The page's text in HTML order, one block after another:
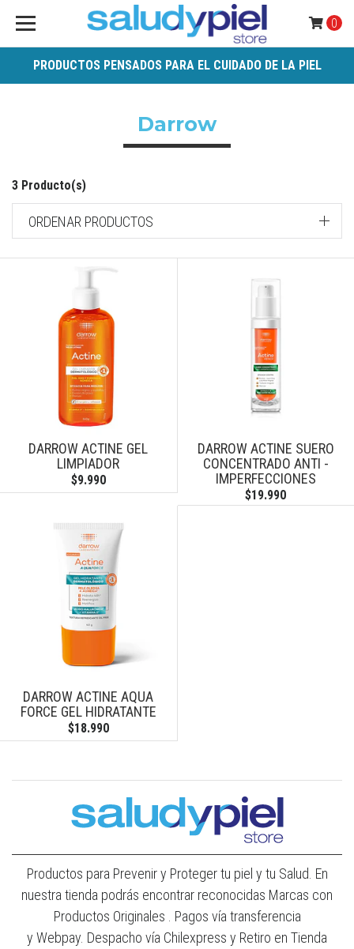
PRODUCTOS PENSADOS PARA EL CUIDADO DE LA PIEL
0
Darrow
3 Producto(s)
ORDENAR PRODUCTOS
DARROW ACTINE GEL
LIMPIADOR
$9.990
DARROW ACTINE SUERO
CONCENTRADO ANTI -
IMPERFECCIONES
$19.990
DARROW ACTINE AQUA
FORCE GEL HIDRATANTE
$18.990
Productos para Prevenir y Proteger tu piel y tu Salud. En
nuestra tienda podrás encontrar reconocidas Marcas con
Productos Originales . Pagos vía transferencia
y Webpay. Despacho vía Chilexpress y Retiro en Tienda